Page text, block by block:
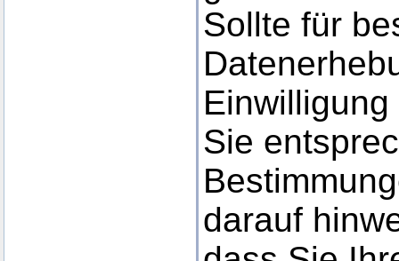
Sollte für
Sie
darauf